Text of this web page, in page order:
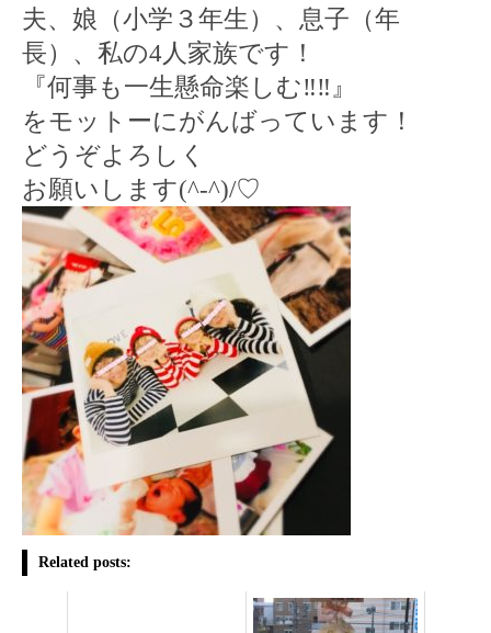
夫、娘（小学３年生）、息子（年
長）、私の4人家族です！
『何事も一生懸命楽しむ‼︎‼︎ 』
をモットーにがんばっています！
どうぞよろしく
お願いします(^-^)/♡
Related posts: